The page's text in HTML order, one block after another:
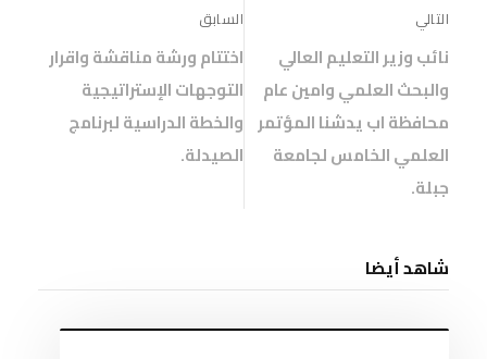
د
ة
)
السابق
اختتام ورشة مناقشة واقرار
التوجهات الإستراتيجية
والخطة الدراسية لبرنامج
الصيدلة.
التالي
نائب وزير التعليم العالي
والبحث العلمي وامين عام
محافظة اب يدشنا المؤتمر
العلمي الخامس لجامعة
جبلة.
شاهد أيضا